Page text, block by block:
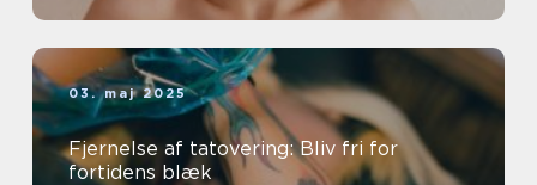
03. maj 2025
Fjernelse af tatovering: Bliv fri for
fortidens blæk